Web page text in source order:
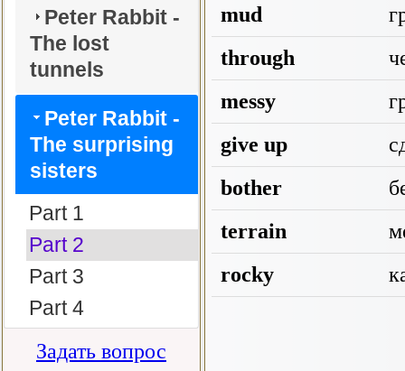
Peter Rabbit -
The lost
tunnels
Peter Rabbit -
The surprising
sisters
Part 1
Part 2
Part 3
Part 4
Задать вопрос
mud
through
messy
give up
bother
terrain
rocky